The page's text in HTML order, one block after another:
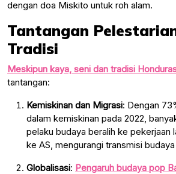
dengan doa Miskito untuk roh alam.
Tantangan
Tradisi
Meskipun kaya, seni dan tradisi
tantangan:
Kemiskinan dan Migrasi: Dengan
dalam kemiskinan pada 2022,
pelaku budaya beralih ke pekerjaan
ke AS, mengurangi transmisi
Globalisasi: Pengaruh budaya pop